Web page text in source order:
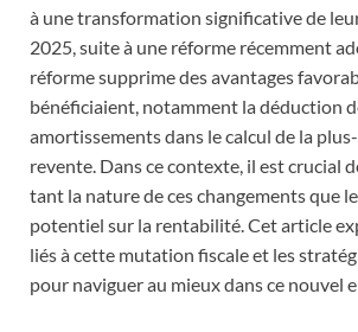
à une transformation significative de
2025, suite à une réforme récemment
réforme supprime des avantages
bénéficiaient, notamment la déduction
amortissements dans le calcul de la
revente. Dans ce contexte, il est crucial
tant la nature de ces changements que
potentiel sur la rentabilité. Cet article
liés à cette mutation fiscale et les
pour naviguer au mieux dans ce nouvel